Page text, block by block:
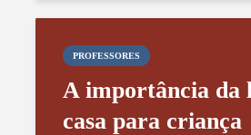
PROFESSORES
A importância da
casa para criança